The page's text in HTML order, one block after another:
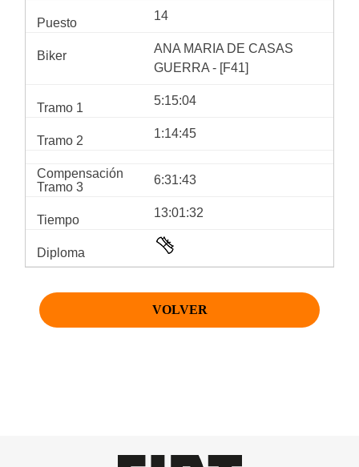
14
ANA MARIA DE CASAS
GUERRA - [F41]
5:15:04
1:14:45
6:31:43
13:01:32
VOLVER